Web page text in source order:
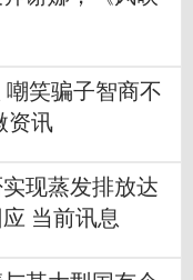
嘲笑骗子智商不
资讯
现蒸发排放达
当前讯息